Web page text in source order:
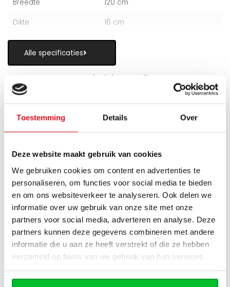
Toestemming Details Over
Deze website maakt gebruik van cookies
We gebruiken cookies om content en advertenties te
personaliseren, om functies voor social media te bieden
en om ons websiteverkeer te analyseren. Ook delen we
informatie over uw gebruik van onze site met onze
partners voor social media, adverteren en analyse. Deze
partners kunnen deze gegevens combineren met andere
informatie die u aan ze heeft verstrekt of die ze hebben
verzameld op basis van uw gebruik van hun services.
Breedte 120 cm
Dikte 16 cm
Alle specificaties
Vragen over Hybride Radiatoren
als alternatief voor vloerverwarming?
Wanneer zijn de warmteboosters het
meest nuttig?
Wat is technisch gezien een hybride
paneelradiator?
Hoe verschilt de warmteafgifte van een
hybride paneelradiator ten opzichte van
een standaard paneelradiator?